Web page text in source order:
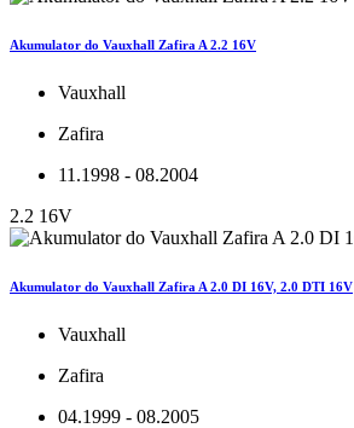
Akumulator do Vauxhall Zafira A 2.2 16V
Vauxhall
Zafira
11.1998 - 08.2004
2.2 16V
Akumulator do Vauxhall Zafira A 2.0 DI 16V, 2.0 DTI 16V
Vauxhall
Zafira
04.1999 - 08.2005